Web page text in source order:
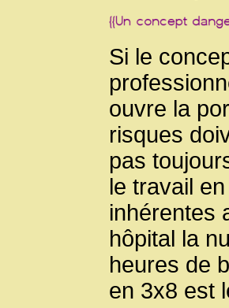
Si le
ouvre la
risques
pas
le travail
inhérentes
hôpital la
heures de
en 3x8 est